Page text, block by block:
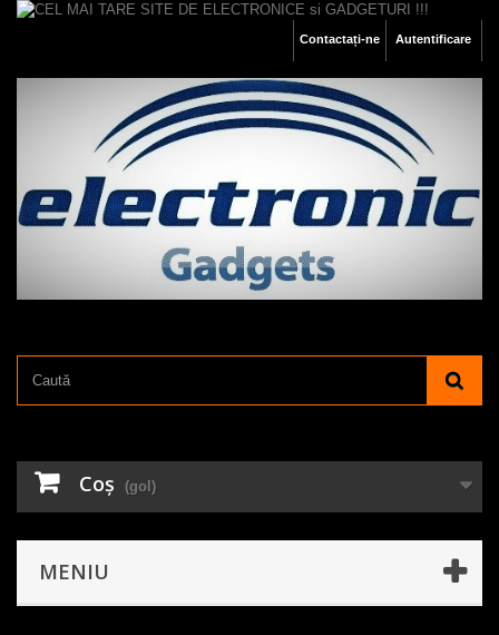
Autentificare
Contactați-ne
Coş (gol)
MENIU